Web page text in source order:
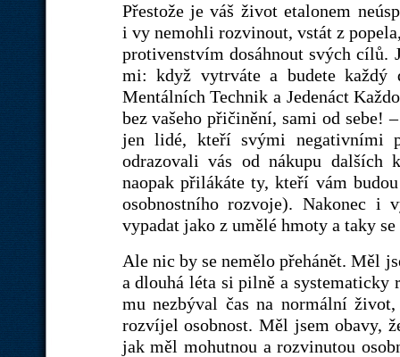
Přestože je váš život etalonem
i vy nemohli rozvinout, vstát z
protivenstvím dosáhnout svých cílů.
mi: když vytrváte a budete každý
Mentálních Technik a Jedenáct
bez vašeho přičinění, sami od sebe!
jen lidé, kteří svými negativními
odrazovali vás od nákupu dalších
naopak přilákáte ty, kteří vám
osobnostního rozvoje). Nakonec i
vypadat jako z umělé hmoty a taky
Ale nic by se nemělo přehánět. Měl
a dlouhá léta si pilně a
mu nezbýval čas na normální
rozvíjel osobnost. Měl jsem obavy,
jak měl mohutnou a rozvinutou